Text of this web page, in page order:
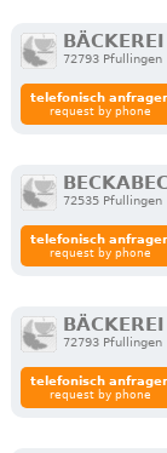
72793 Pfullingen
telefonisch
request by phone
72535 Pfullingen
telefonisch
request by phone
72793 Pfullingen
telefonisch
request by phone